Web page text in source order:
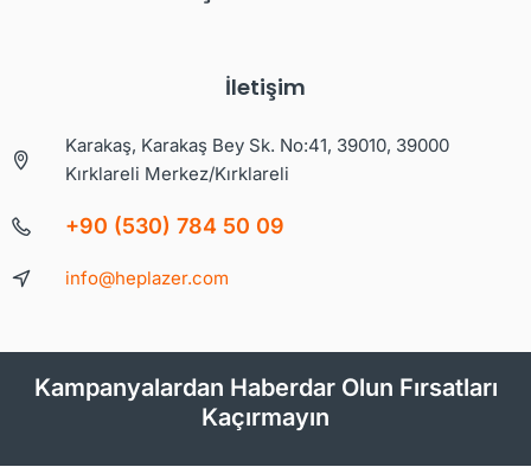
İletişim
Karakaş, Karakaş Bey Sk. No:41, 39010, 39000
Kırklareli Merkez/Kırklareli
+90 (530) 784 50 09
info@heplazer.com
Kampanyalardan Haberdar Olun Fırsatları
Kaçırmayın